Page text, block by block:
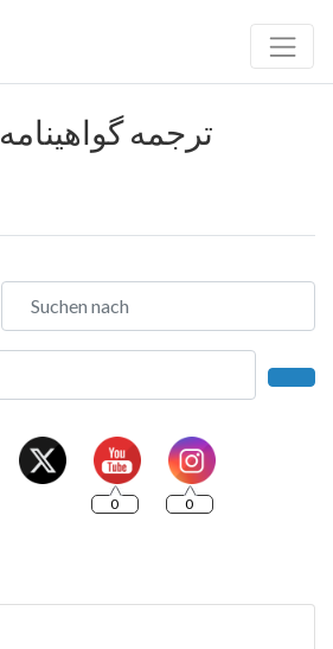
Schlagwort: ترجمه گواهینامه
Suchen nach
0 0